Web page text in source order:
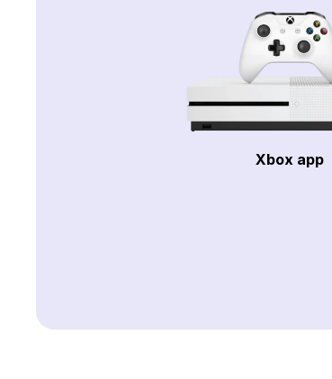
Xbox app